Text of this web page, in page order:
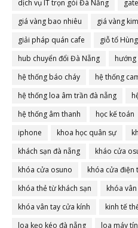
dịch vụ IT trọn gói Đà Nẵng
giá vàng bao nhiêu
giá vàng
giải pháp quán cafe
giỗ tổ
hub chuyển đổi Đà Nẵng
hệ thống báo cháy
hệ thống
hệ thống loa âm trần đà nẵng
hệ thống âm thanh
học kế toán
iphone
khoa học quân sự
khách sạn đà nẵng
kháo cửa
khóa cửa osuno
khóa cửa điện
khóa thẻ từ khách sạn
khóa
khóa vân tay cửa kính
kinh tế
loa kẹo kéo đà nẵng
loa máy